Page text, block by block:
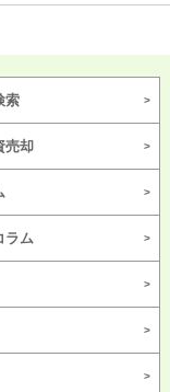
索
売却
ラム